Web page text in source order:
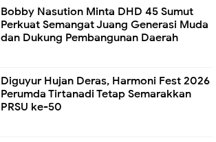
Bobby Nasution Minta DHD 45 Sumut
Perkuat Semangat Juang Generasi Muda
dan Dukung Pembangunan Daerah
Diguyur Hujan Deras, Harmoni Fest 2026
Perumda Tirtanadi Tetap Semarakkan
PRSU ke-50